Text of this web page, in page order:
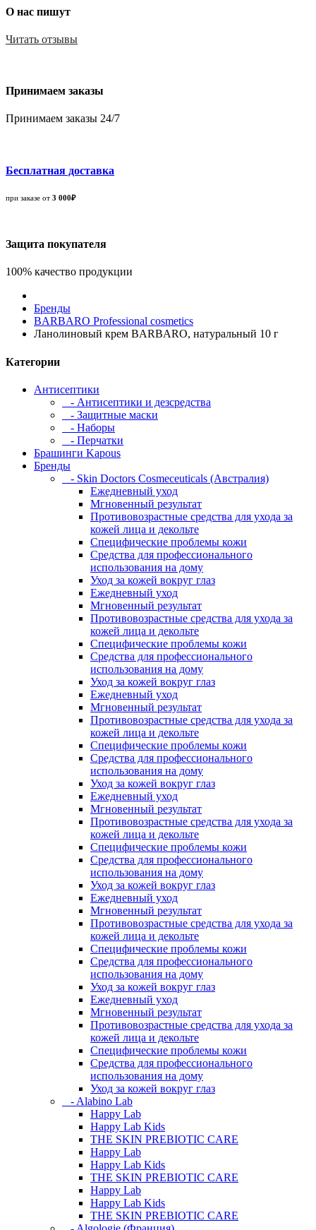
О нас пишут
Читать отзывы
Принимаем заказы
Принимаем заказы 24/7
Бесплатная доставка
при заказе от 3 000₽
Защита покупателя
100% качество продукции
Бренды
BARBARO Professional cosmetics
Ланолиновый крем BARBARO, натуральный 10 г
Категории
Антисептики
- Антисептики и дезсредства
- Защитные маски
- Наборы
- Перчатки
Брашинги Kapous
Бренды
- Skin Doctors Cosmeceuticals (Австралия)
Ежедневный уход
Мгновенный результат
Противовозрастные средства для ухода за
кожей лица и декольте
Специфические проблемы кожи
Средства для профессионального
использования на дому
Уход за кожей вокруг глаз
Ежедневный уход
Мгновенный результат
Противовозрастные средства для ухода за
кожей лица и декольте
Специфические проблемы кожи
Средства для профессионального
использования на дому
Уход за кожей вокруг глаз
Ежедневный уход
Мгновенный результат
Противовозрастные средства для ухода за
кожей лица и декольте
Специфические проблемы кожи
Средства для профессионального
использования на дому
Уход за кожей вокруг глаз
Ежедневный уход
Мгновенный результат
Противовозрастные средства для ухода за
кожей лица и декольте
Специфические проблемы кожи
Средства для профессионального
использования на дому
Уход за кожей вокруг глаз
Ежедневный уход
Мгновенный результат
Противовозрастные средства для ухода за
кожей лица и декольте
Специфические проблемы кожи
Средства для профессионального
использования на дому
Уход за кожей вокруг глаз
Ежедневный уход
Мгновенный результат
Противовозрастные средства для ухода за
кожей лица и декольте
Специфические проблемы кожи
Средства для профессионального
использования на дому
Уход за кожей вокруг глаз
- Alabino Lab
Happy Lab
Happy Lab Kids
THE SKIN PREBIOTIC CARE
Happy Lab
Happy Lab Kids
THE SKIN PREBIOTIC CARE
Happy Lab
Happy Lab Kids
THE SKIN PREBIOTIC CARE